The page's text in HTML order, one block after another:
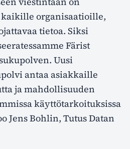
organisaatioille,
tietoa. Siksi
Färist
Uusi
antaa asiakkaille
ja mahdollisuuden
käyttötarkoituksissa
Jens Bohlin, Tutus Datan